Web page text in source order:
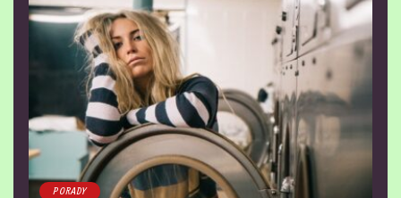
PORADY